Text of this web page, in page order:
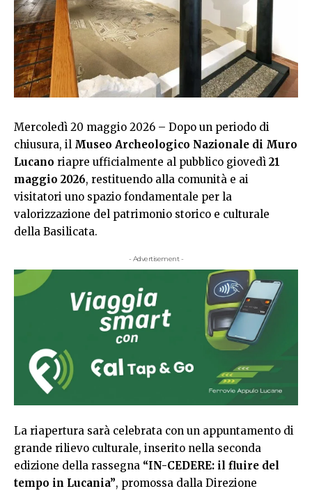
Mercoledì 20 maggio 2026 – Dopo un periodo di
chiusura, il Museo Archeologico Nazionale di Muro
Lucano riapre ufficialmente al pubblico giovedì 21
maggio 2026, restituendo alla comunità e ai
visitatori uno spazio fondamentale per la
valorizzazione del patrimonio storico e culturale
della Basilicata.
- Advertisement -
La riapertura sarà celebrata con un appuntamento di
grande rilievo culturale, inserito nella seconda
edizione della rassegna “IN-CEDERE: il fluire del
tempo in Lucania”, promossa dalla Direzione